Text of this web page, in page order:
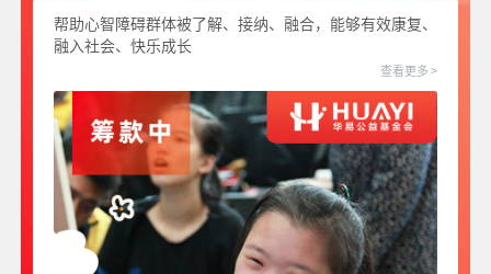
帮助心智障碍群体被了解、接纳、融合，能够有效康复、
融入社会、快乐成长
查看更多 >